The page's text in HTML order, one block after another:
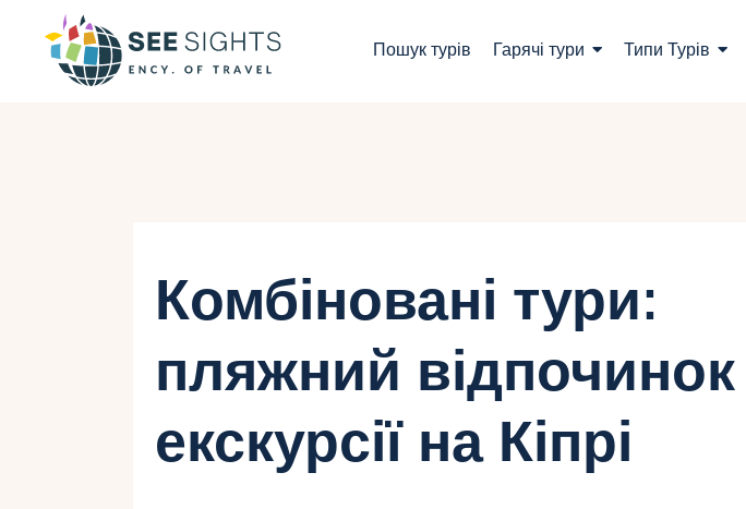
Пошук турів Гарячі тури Типи Турів
Блог
Контакти
Укр
Комбіновані тури:
пляжний відпочинок
екскурсії на Кіпрі